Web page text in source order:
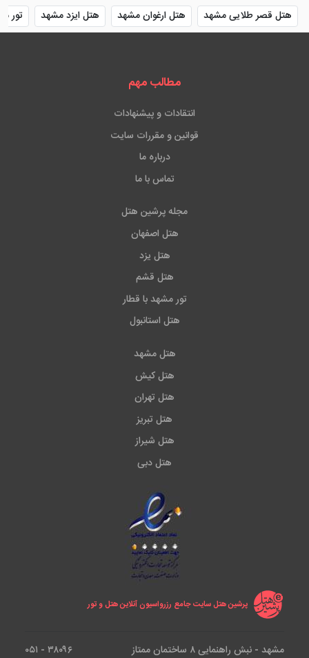
هتل قصر طلایی مشهد هتل ارغوان مشهد هتل ایزد مشهد تور
مطالب مهم
انتقادات و پیشنهادات
قوانین و مقررات سایت
درباره ما
تماس با ما
مجله پرشین هتل
هتل اصفهان
هتل یزد
هتل قشم
تور مشهد با قطار
هتل استانبول
هتل مشهد
هتل کیش
هتل تهران
هتل تبریز
هتل شیراز
هتل دبی
پرشین هتل سایت جامع رزرواسیون آنلاین هتل و تور
مشهد - نبش راهنمایی ۸ ساختمان ممتاز ۳۸۰۹۶ - ۰۵۱